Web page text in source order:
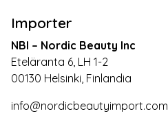
Importer
NBI – Nordic Beauty Inc
Eteläranta 6, LH 1-2
00130 Helsinki, Finlandia
info@nordicbeautyimport.com